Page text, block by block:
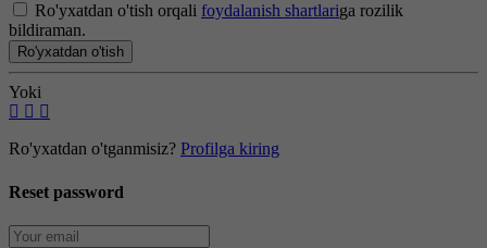
Ro'yxatdan o'tish orqali foydalanish shartlariga rozilik
bildiraman.
Ro'yxatdan o'tish
Yoki
Ro'yxatdan o'tganmisiz? Profilga kiring
Reset password